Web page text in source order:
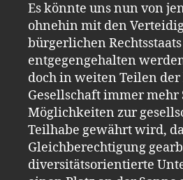
Es könnte uns nun von
ohnehin mit den
bürgerlichen
entgegengehalten
doch in weiten Teilen der
Gesellschaft immer mehr
Möglichkeiten zur
Teilhabe gewährt wird,
Gleichberechtigung
diversitätsorientierte